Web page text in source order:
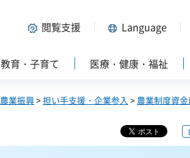
閲覧支援 Language
教育・子育て 医療・健康・福祉
農業振興>担い手支援・企業参入 > 農業制度資